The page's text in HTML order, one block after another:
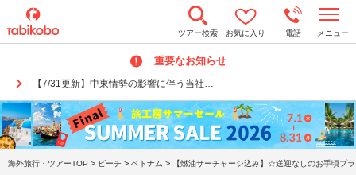
ツアー検索 お気に入り 電話 メニュー
重要なお知らせ
【7/31更新】中東情勢の影響に伴う当社…
o
n
a
v
i
g
a
海外旅行・ツアーTOP > ビーチ > ベトナム > 【燃油サーチャージ込み】☆送迎なしのお手頃プ